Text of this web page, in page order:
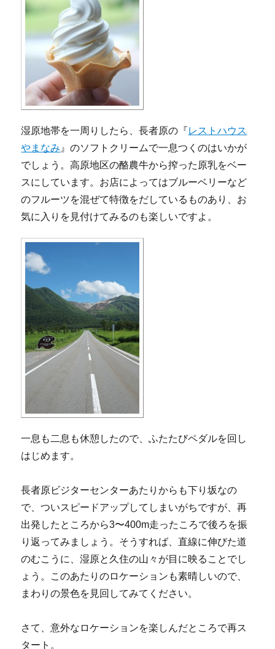
湿原地帯を一周りしたら、長者原の『 レストハウス
やまなみ』のソフトクリームで一息つくのはいかが
でしょう。高原地区の酪農牛から搾った原乳をベー
スにしています。お店によってはブルーベリーなど
のフルーツを混ぜて特徴をだしているものあり、お
気に入りを見付けてみるのも楽しいですよ。
一息も二息も休憩したので、ふたたびペダルを回し
はじめます。
長者原ビジターセンターあたりからも下り坂なの
で、ついスピードアップしてしまいがちですが、再
出発したところから3〜400m走ったころで後ろを振
り返ってみましょう。そうすれば、直線に伸びた道
のむこうに、湿原と久住の山々が目に映ることでし
ょう。このあたりのロケーションも素晴しいので、
まわりの景色を見回してみてください。
さて、意外なロケーションを楽しんだところで再ス
タート。